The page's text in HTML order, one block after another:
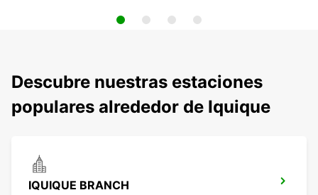
Descubre nuestras estaciones
populares alrededor de Iquique
IQUIQUE BRANCH